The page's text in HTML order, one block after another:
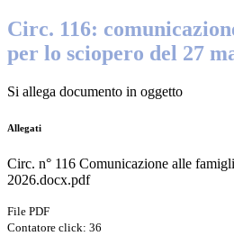
Circ. 116:
per lo sciopero del 27
Si allega documento in oggetto
Allegati
Circ. n° 116 Comunicazione alle
2026.docx.pdf
File PDF
Contatore click: 36